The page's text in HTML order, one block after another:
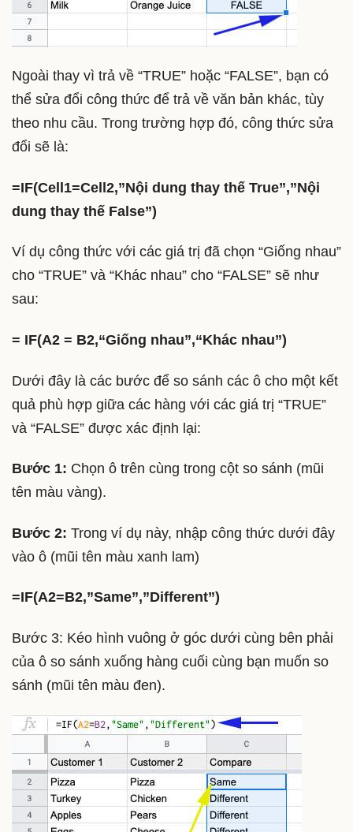
Ngoài thay vì trả về “TRUE” hoặc “FALSE”, bạn có
thể sửa đổi công thức để trả về văn bản khác, tùy
theo nhu cầu. Trong trường hợp đó, công thức sửa
đổi sẽ là:
=IF(Cell1=Cell2,”Nội dung thay thế True”,”Nội
dung thay thế False”)
Ví dụ công thức với các giá trị đã chọn “Giống nhau”
cho “TRUE” và “Khác nhau” cho “FALSE” sẽ như
sau:
= IF(A2 = B2,“Giống nhau”,“Khác nhau”)
Dưới đây là các bước để so sánh các ô cho một kết
quả phù hợp giữa các hàng với các giá trị “TRUE”
và “FALSE” được xác định lại:
Bước 1: Chọn ô trên cùng trong cột so sánh (mũi
tên màu vàng).
Bước 2: Trong ví dụ này, nhập công thức dưới đây
vào ô (mũi tên màu xanh lam)
=IF(A2=B2,”Same”,”Different”)
Bước 3: Kéo hình vuông ở góc dưới cùng bên phải
của ô so sánh xuống hàng cuối cùng bạn muốn so
sánh (mũi tên màu đen).